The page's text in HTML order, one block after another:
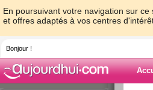
En poursuivant votre navigation sur
et offres adaptés à vos centres
Bonjour !